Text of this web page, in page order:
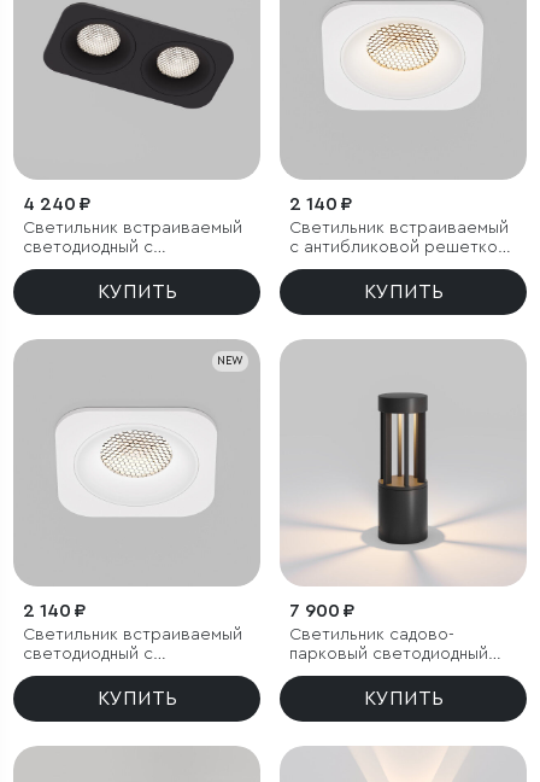
4 240 ₽
Светильник встраиваемый
светодиодный с
антибликовой решеткой
Tetro 20W 4000K черный
КУПИТЬ
2 140 ₽
Светильник встраиваемый
с антибликовой решеткой
Tetro 10W 3000K белый
КУПИТЬ
NEW
2 140 ₽
Светильник встраиваемый
светодиодный с
антибликовой решеткой
Tetro 10W 4000K белый
КУПИТЬ
7 900 ₽
Светильник садово-
парковый светодиодный
Apart
КУПИТЬ